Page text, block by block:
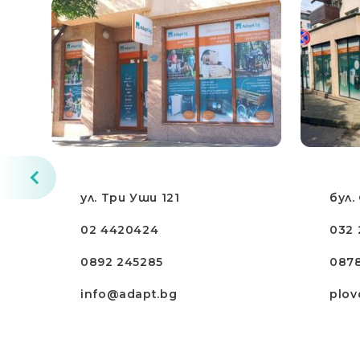
Грижа за
Възрастни и
Трудно Подвижни
Хора
ул. Три Уши 121
02 4420424
0892 245285
info@adapt.bg
032